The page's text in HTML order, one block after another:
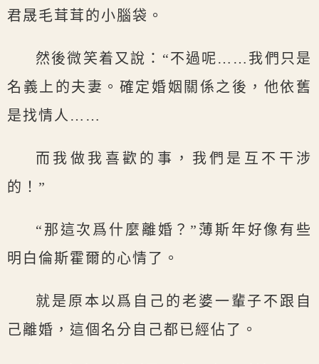
君晟毛茸茸的小腦袋。
然後微笑着又說：“不過呢……我們只是
名義上的夫妻。確定婚姻關係之後，他依舊
是找情人……
而我做我喜歡的事，我們是互不干涉
的！”
“那這次爲什麼離婚？”薄斯年好像有些
明白倫斯霍爾的心情了。
就是原本以爲自己的老婆一輩子不跟自
己離婚，這個名分自己都已經佔了。